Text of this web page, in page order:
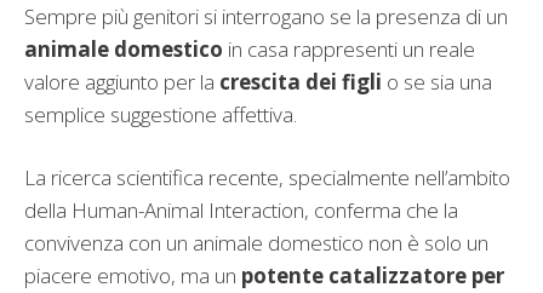
Sempre più genitori si interrogano se la presenza di un
animale domestico in casa rappresenti un reale
valore aggiunto per la crescita dei figli o se sia una
semplice suggestione affettiva.
La ricerca scientifica recente, specialmente nell’ambito
della Human-Animal Interaction, conferma che la
convivenza con un animale domestico non è solo un
piacere emotivo, ma un potente catalizzatore per